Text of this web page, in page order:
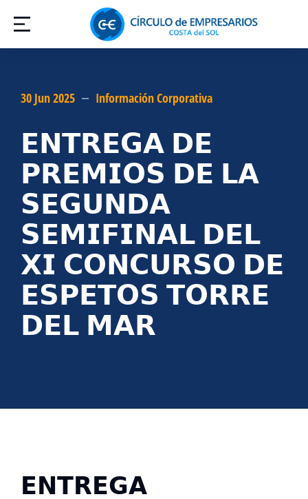
30 Jun 2025 Información Corporativa
𝗘𝗡𝗧𝗥𝗘𝗚𝗔 𝗗𝗘
𝗣𝗥𝗘𝗠𝗜𝗢𝗦 𝗗𝗘 𝗟𝗔
𝗦𝗘𝗚𝗨𝗡𝗗𝗔
𝗦𝗘𝗠𝗜𝗙𝗜𝗡𝗔𝗟 𝗗𝗘𝗟
𝗫𝗜 𝗖𝗢𝗡𝗖𝗨𝗥𝗦𝗢 𝗗𝗘
𝗘𝗦𝗣𝗘𝗧𝗢𝗦 𝗧𝗢𝗥𝗥𝗘
𝗗𝗘𝗟 𝗠𝗔𝗥
𝗘𝗡𝗧𝗥𝗘𝗚𝗔